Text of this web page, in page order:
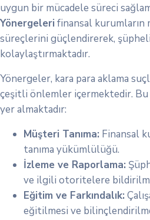
uygun bir mücadele süreci
Yönergeleri finansal kurumların
süreçlerini güçlendirerek,
kolaylaştırmaktadır.
Yönergeler, kara para aklama
çeşitli önlemler içermektedir. Bu
yer almaktadır:
Müşteri Tanıma: Finansal
tanıma yükümlülüğü.
İzleme ve Raporlama:
ve ilgili otoritelere
Eğitim ve Farkındalık:
eğitilmesi ve